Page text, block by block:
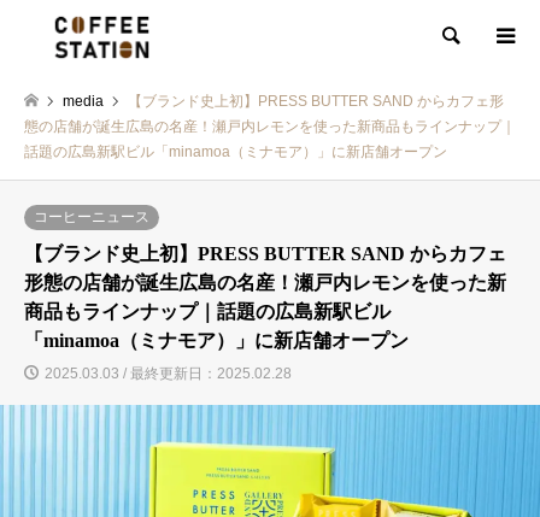
検索
media
【ブランド史上初】PRESS BUTTER SAND からカフェ形
態の店舗が誕生広島の名産！瀬戸内レモンを使った新商品もラインナップ｜
話題の広島新駅ビル「minamoa（ミナモア）」に新店舗オープン
コーヒーニュース
【ブランド史上初】PRESS BUTTER SAND からカフェ
形態の店舗が誕生広島の名産！瀬戸内レモンを使った新
商品もラインナップ｜話題の広島新駅ビル
「minamoa（ミナモア）」に新店舗オープン
2025.03.03 / 最終更新日：2025.02.28